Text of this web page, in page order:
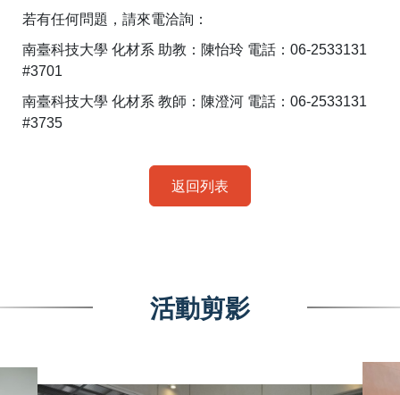
若有任何問題，請來電洽詢：
南臺科技大學 化材系 助教：陳怡玲 電話：06-2533131
#3701
南臺科技大學 化材系 教師：陳澄河 電話：06-2533131
#3735
返回列表
活動剪影